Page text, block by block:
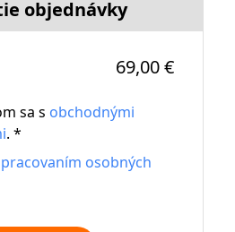
objednávky
69,00 €
sa s obchodnými
. *
osobných